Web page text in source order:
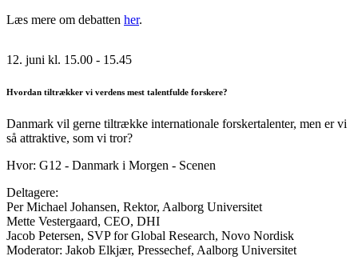
Læs mere om debatten her.
12. juni kl. 15.00 - 15.45
Hvordan tiltrækker vi verdens mest talentfulde forskere?
Danmark vil gerne tiltrække internationale forskertalenter, men er vi
så attraktive, som vi tror?
Hvor: G12 - Danmark i Morgen - Scenen
Deltagere:
Per Michael Johansen, Rektor, Aalborg Universitet
Mette Vestergaard, CEO, DHI
Jacob Petersen, SVP for Global Research, Novo Nordisk
Moderator: Jakob Elkjær, Pressechef, Aalborg Universitet